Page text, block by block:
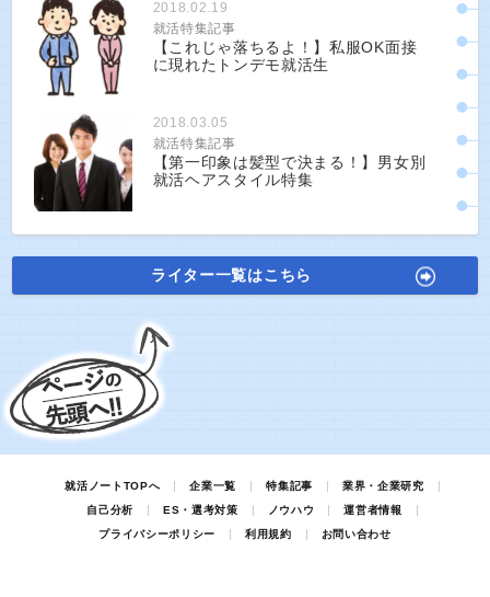
2018.02.19
就活特集記事
【これじゃ落ちるよ！】私服OK面接
に現れたトンデモ就活生
2018.03.05
就活特集記事
【第一印象は髪型で決まる！】男女別
就活ヘアスタイル特集
ライター一覧はこちら
就活ノートTOPへ 企業一覧 特集記事
業界・企業研究
自己分析
ES・選考対策 ノウハウ
運営者情報
プライバシーポリシー
利用規約 お問い合わせ